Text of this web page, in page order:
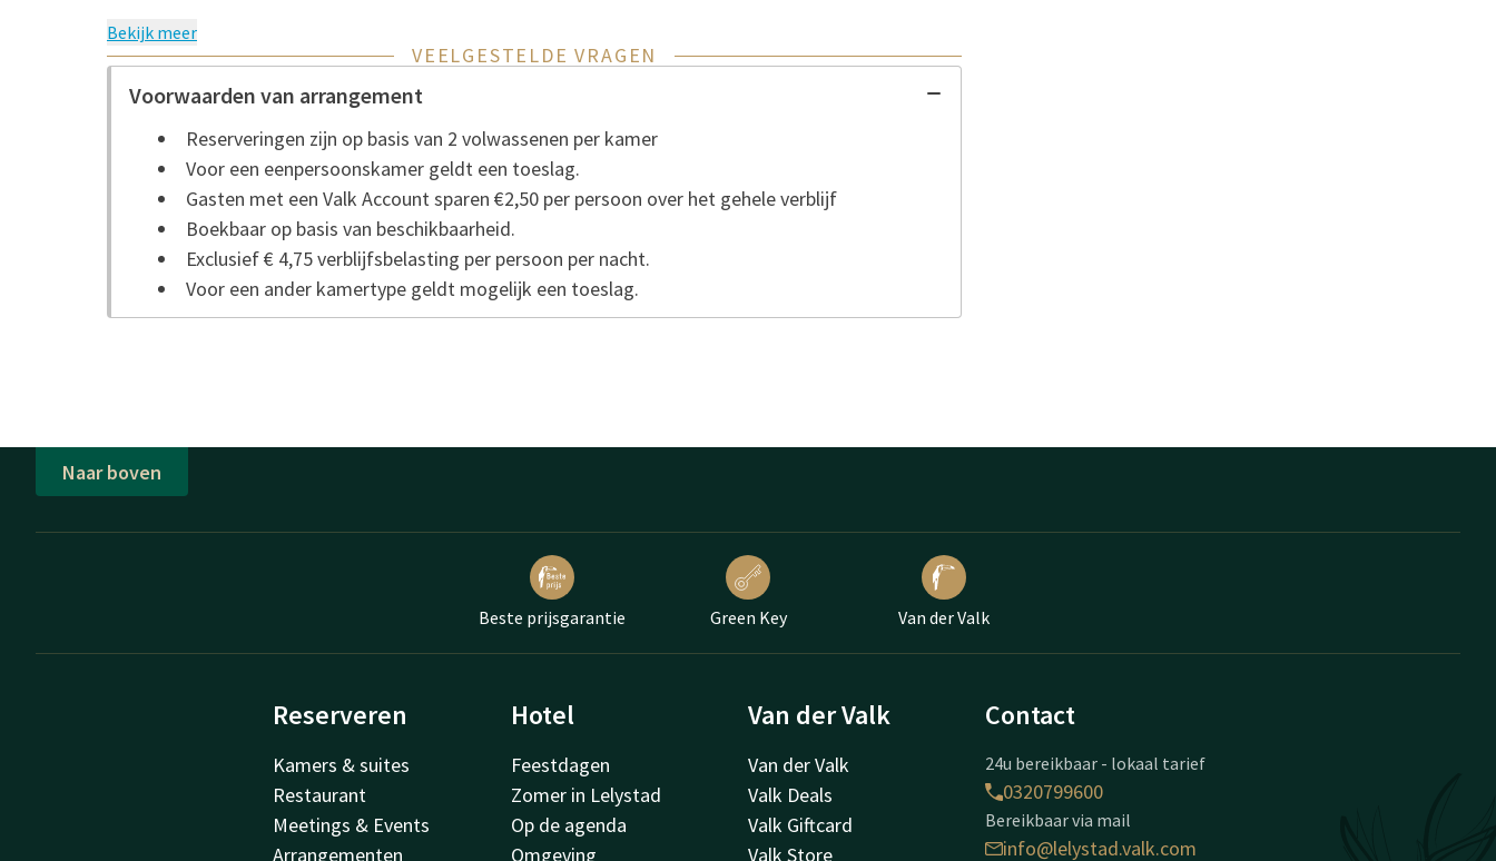
Bekijk meer
VEELGESTELDE VRAGEN
Voorwaarden van arrangement
Reserveringen zijn op basis van 2 volwassenen per kamer
Voor een eenpersoonskamer geldt een toeslag.
Gasten met een Valk Account sparen €2,50 per persoon over het gehele verblijf
Boekbaar op basis van beschikbaarheid.
Exclusief € 4,75 verblijfsbelasting per persoon per nacht.
Voor een ander kamertype geldt mogelijk een toeslag.
Naar boven
Beste prijsgarantie Green Key Van der Valk
Reserveren
Kamers & suites
Restaurant
Meetings & Events
Arrangementen
Hotel
Feestdagen
Zomer in Lelystad
Op de agenda
Omgeving
Van der Valk
Van der Valk
Valk Deals
Valk Giftcard
Valk Store
Contact
24u bereikbaar - lokaal tarief
0320799600
Bereikbaar via mail
info@lelystad.valk.com